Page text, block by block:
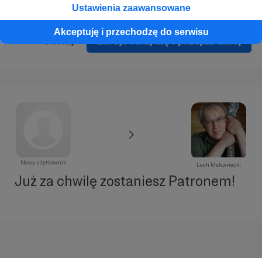
Ustawienia zaawansowane
Akceptuję i przechodzę do serwisu
Zarejestruj się i przejdź dalej
Nowy użytkownik Lech Makowiecki
Już za chwilę zostaniesz Patronem!